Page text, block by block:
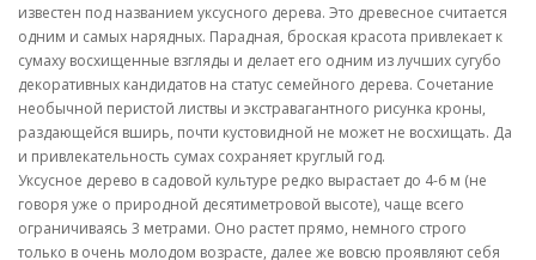
известен под названием уксусного дерева. Это древесное считается
одним и самых нарядных. Парадная, броская красота привлекает к
сумаху восхищенные взгляды и делает его одним из лучших сугубо
декоративных кандидатов на статус семейного дерева. Сочетание
необычной перистой листвы и экстравагантного рисунка кроны,
раздающейся вширь, почти кустовидной не может не восхищать. Да
и привлекательность сумах сохраняет круглый год.
Уксусное дерево в садовой культуре редко вырастает до 4-6 м (не
говоря уже о природной десятиметровой высоте), чаще всего
ограничиваясь 3 метрами. Оно растет прямо, немного строго
только в очень молодом возрасте, далее же вовсю проявляют себя